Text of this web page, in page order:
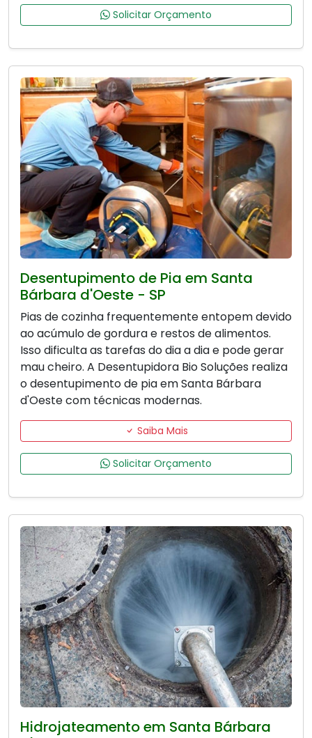
Solicitar Orçamento
Desentupimento de Pia em Santa
Bárbara d'Oeste - SP
Pias de cozinha frequentemente entopem devido
ao acúmulo de gordura e restos de alimentos.
Isso dificulta as tarefas do dia a dia e pode gerar
mau cheiro. A Desentupidora Bio Soluções realiza
o desentupimento de pia em Santa Bárbara
d'Oeste com técnicas modernas.
Saiba Mais
Solicitar Orçamento
Hidrojateamento em Santa Bárbara